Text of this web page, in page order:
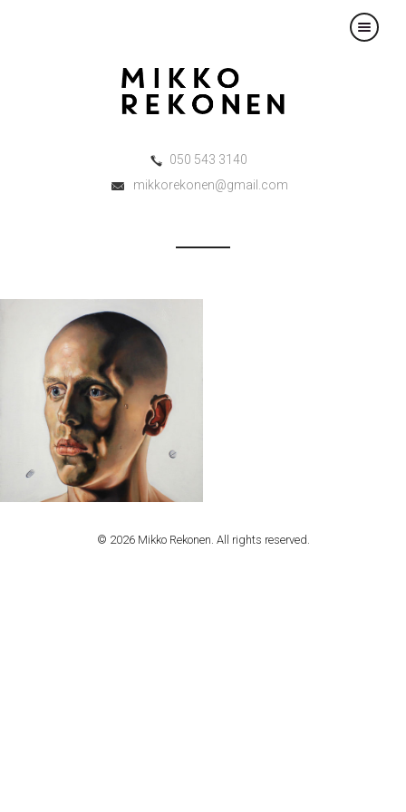
×
050 543 3140
mikkorekonen@gmail.com
© 2026 Mikko Rekonen. All rights reserved.